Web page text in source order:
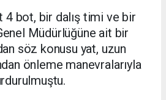
4 bot, bir dalış timi ve bir
Müdürlüğüne ait bir
söz konusu yat, uzun
önleme manevralarıyla